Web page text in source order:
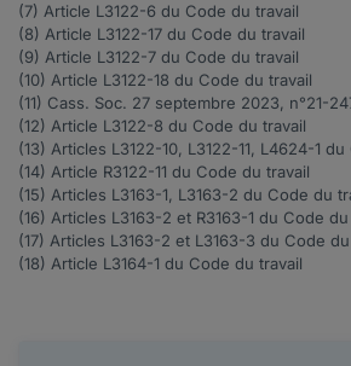
(7) Article L3122-6 du Code du travail
(8) Article L3122-17 du Code du travail
(9) Article L3122-7 du Code du travail
(10) Article L3122-18 du Code du travail
(11) Cass. Soc. 27 septembre 2023, n°21-
(12) Article L3122-8 du Code du travail
(13) Articles L3122-10, L3122-11, L4624-1 du
(14) Article R3122-11 du Code du travail
(15) Articles L3163-1, L3163-2 du Code du
(16) Articles L3163-2 et R3163-1 du Code du
(17) Articles L3163-2 et L3163-3 du Code
(18) Article L3164-1 du Code du travail